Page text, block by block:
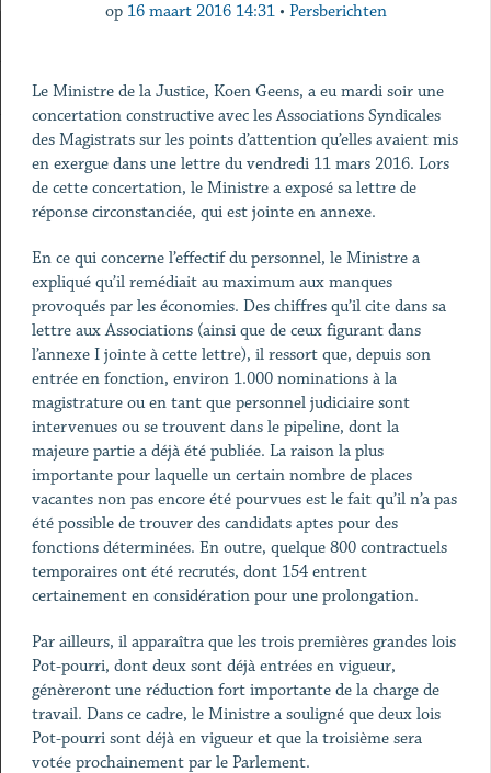
op 16 maart 2016 14:31 • Persberichten
Le Ministre de la Justice, Koen Geens, a eu mardi soir une
concertation constructive avec les Associations Syndicales
des Magistrats sur les points d’attention qu’elles avaient mis
en exergue dans une lettre du vendredi 11 mars 2016. Lors
de cette concertation, le Ministre a exposé sa lettre de
réponse circonstanciée, qui est jointe en annexe.
En ce qui concerne l’effectif du personnel, le Ministre a
expliqué qu’il remédiait au maximum aux manques
provoqués par les économies. Des chiffres qu’il cite dans sa
lettre aux Associations (ainsi que de ceux figurant dans
l’annexe I jointe à cette lettre), il ressort que, depuis son
entrée en fonction, environ 1.000 nominations à la
magistrature ou en tant que personnel judiciaire sont
intervenues ou se trouvent dans le pipeline, dont la
majeure partie a déjà été publiée. La raison la plus
importante pour laquelle un certain nombre de places
vacantes non pas encore été pourvues est le fait qu’il n’a pas
été possible de trouver des candidats aptes pour des
fonctions déterminées. En outre, quelque 800 contractuels
temporaires ont été recrutés, dont 154 entrent
certainement en considération pour une prolongation.
Par ailleurs, il apparaîtra que les trois premières grandes lois
Pot-pourri, dont deux sont déjà entrées en vigueur,
génèreront une réduction fort importante de la charge de
travail. Dans ce cadre, le Ministre a souligné que deux lois
Pot-pourri sont déjà en vigueur et que la troisième sera
votée prochainement par le Parlement.